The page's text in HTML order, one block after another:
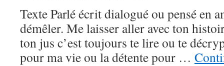
Texte Parlé écrit dialogué ou pensé en
démêler. Me laisser aller avec ton
ton jus c’est toujours te lire ou te
pour ma vie ou la détente pour …